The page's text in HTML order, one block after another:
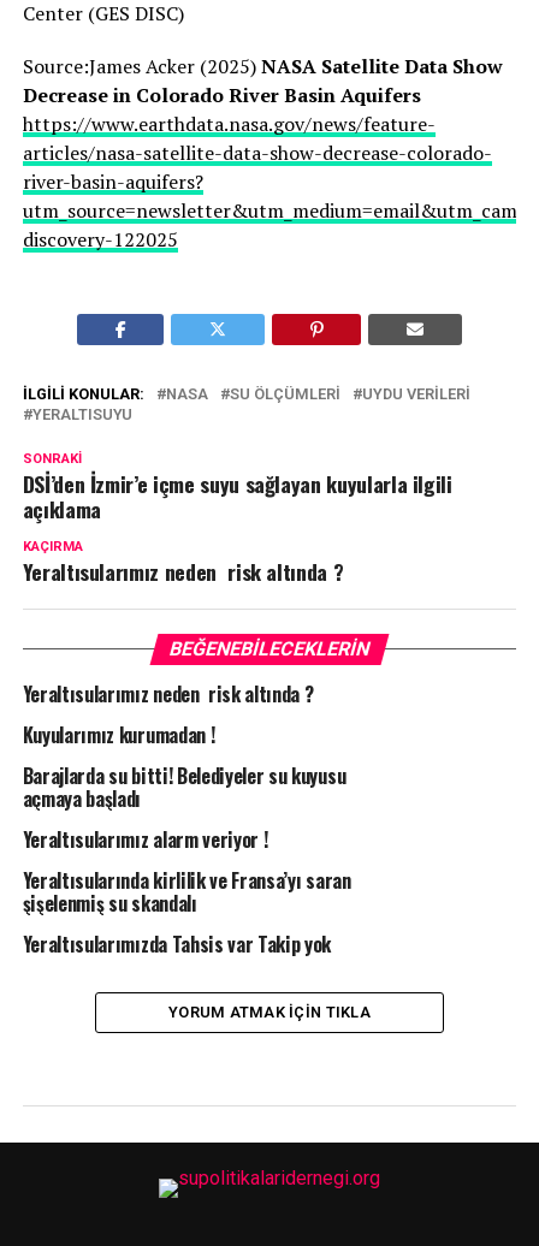
Center (GES DISC)
Source:James Acker (2025)NASA Satellite Data Show
Decrease in Colorado River Basin Aquifers
https://www.earthdata.nasa.gov/news/feature-
articles/nasa-satellite-data-show-decrease-colorado-
river-basin-aquifers?
discovery-122025
İLGILI KONULAR: NASA SU ÖLÇÜMLERI
UYDU VERILERI
YERALTISUYU
SONRAKI
DSİ’den İzmir’e içme suyu sağlayan kuyularla ilgili
açıklama
KAÇIRMA
Yeraltısularımız neden risk altında ?
BEĞENEBILECEKLERIN
Yeraltısularımız neden risk altında ?
Kuyularımız kurumadan !
Barajlarda su bitti! Belediyeler su kuyusu
açmaya başladı
Yeraltısularımız alarm veriyor !
Yeraltısularında kirlilik ve Fransa’yı saran
şişelenmiş su skandalı
Yeraltısularımızda Tahsis var Takip yok
YORUM ATMAK IÇIN TIKLA